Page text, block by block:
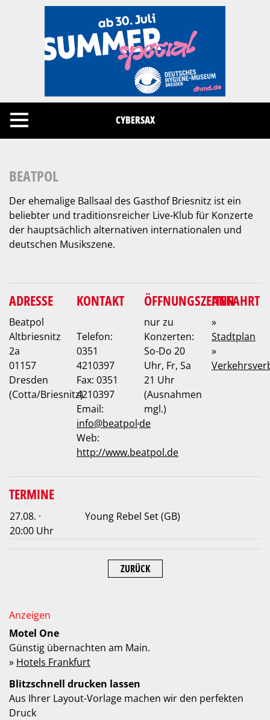
CYBERSAX
BEATPOL
Der ehemalige Ballsaal des Gasthof Briesnitz ist ein
beliebter und traditionsreicher Live-Klub für Konzerte
der hauptsächlich alternativen internationalen und
deutschen Musikszene.
ADRESSE
Beatpol
Altbriesnitz
2a
01157
Dresden
(Cotta/Briesnitz)
KONTAKT
Telefon:
0351
4210397
Fax: 0351
4210397
Email:
info@beatpol.de
Web:
http://www.beatpol.de
ÖFFNUNGSZEITEN
nur zu
Konzerten:
So-Do 20
Uhr, Fr, Sa
21 Uhr
(Ausnahmen
mgl.)
ANFAHRT
»
Stadtplan
»
TERMINE
27.08. ·
20:00 Uhr
Young Rebel Set (GB)
ZURÜCK
Motel One
Günstig übernachten am Main.
» Hotels Frankfurt
Blitzschnell drucken lassen
Aus Ihrer Layout-Vorlage machen wir den perfekten
Druck
Cookies management panel